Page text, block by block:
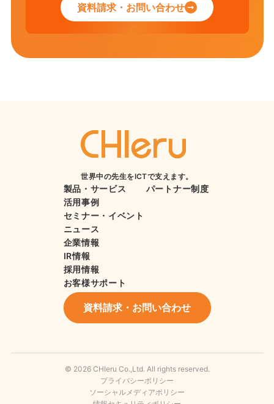
資料請求・お問い合わせ
世界中の先生をICTで支えます。
製品・サービス
活用事例
セミナー・イベント
ニュース
企業情報
IR情報
採用情報
お客様サポート
パートナー制度
資料請求・お問い合わせ
© 2026 CHIeru Co.,Ltd. All rights reserved.
プライバシーポリシー
ソーシャルメディアポリシー